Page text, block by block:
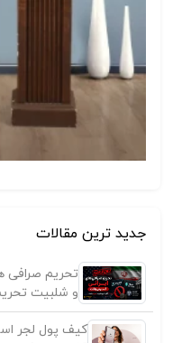
جدید ترین مقالات
تحریم صرافی
و شلبیت